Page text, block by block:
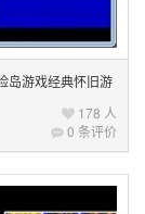
岛游戏经典怀旧游
178 人
0 条评价